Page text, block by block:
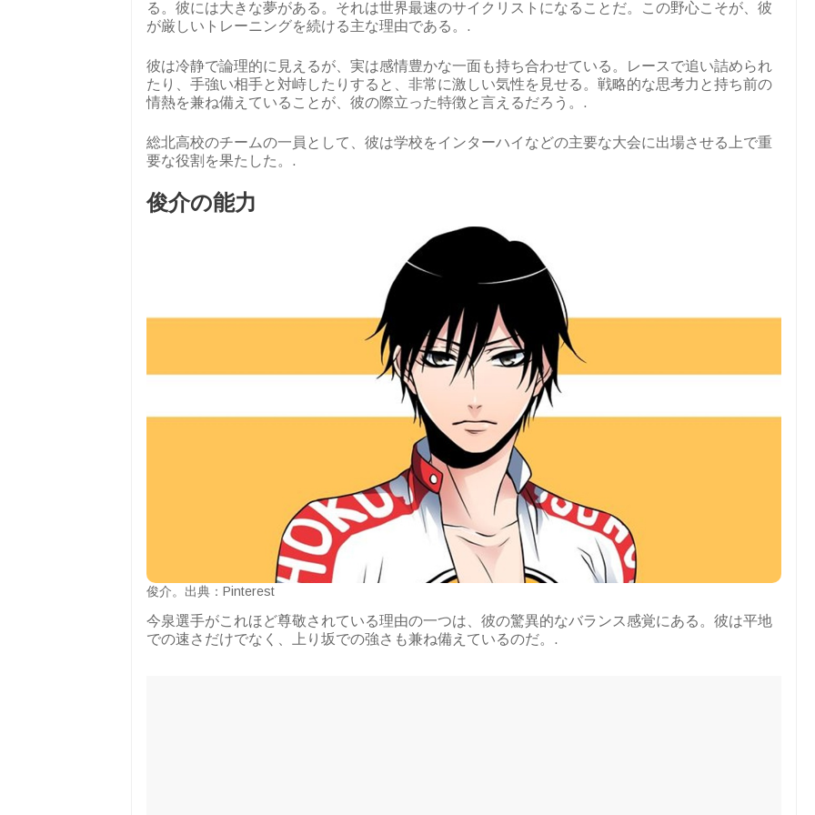
る。彼には大きな夢がある。それは世界最速のサイクリストになることだ。この野心こそが、彼
が厳しいトレーニングを続ける主な理由である。.
彼は冷静で論理的に見えるが、実は感情豊かな一面も持ち合わせている。レースで追い詰められ
たり、手強い相手と対峙したりすると、非常に激しい気性を見せる。戦略的な思考力と持ち前の
情熱を兼ね備えていることが、彼の際立った特徴と言えるだろう。.
総北高校のチームの一員として、彼は学校をインターハイなどの主要な大会に出場させる上で重
要な役割を果たした。.
俊介の能力
俊介。出典：Pinterest
今泉選手がこれほど尊敬されている理由の一つは、彼の驚異的なバランス感覚にある。彼は平地
での速さだけでなく、上り坂での強さも兼ね備えているのだ。.